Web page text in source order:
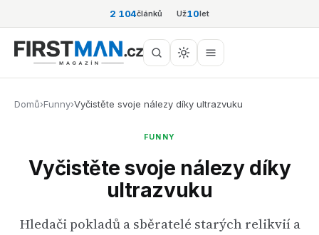
2 104článků Už10let
Domů›Funny›Vyčistěte svoje nálezy díky ultrazvuku
FUNNY
Vyčistěte svoje nálezy díky
ultrazvuku
Hledači pokladů a sběratelé starých relikvií a